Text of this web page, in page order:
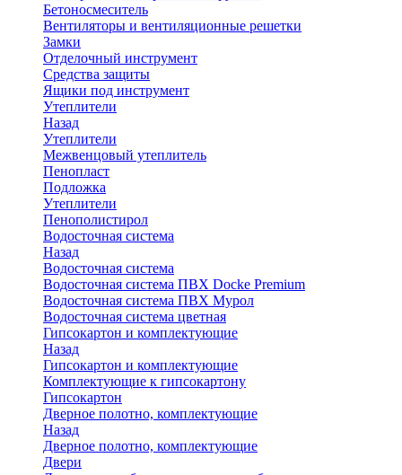
Бетоносмеситель
Вентиляторы и вентиляционные решетки
Замки
Отделочный инструмент
Средства защиты
Ящики под инструмент
Утеплители
Назад
Утеплители
Межвенцовый утеплитель
Пенопласт
Подложка
Утеплители
Пенополистирол
Водосточная система
Назад
Водосточная система
Водосточная система ПВХ Docke Premium
Водосточная система ПВХ Мурол
Водосточная система цветная
Гипсокартон и комплектующие
Назад
Гипсокартон и комплектующие
Комплектующие к гипсокартону
Гипсокартон
Дверное полотно, комплектующие
Назад
Дверное полотно, комплектующие
Двери